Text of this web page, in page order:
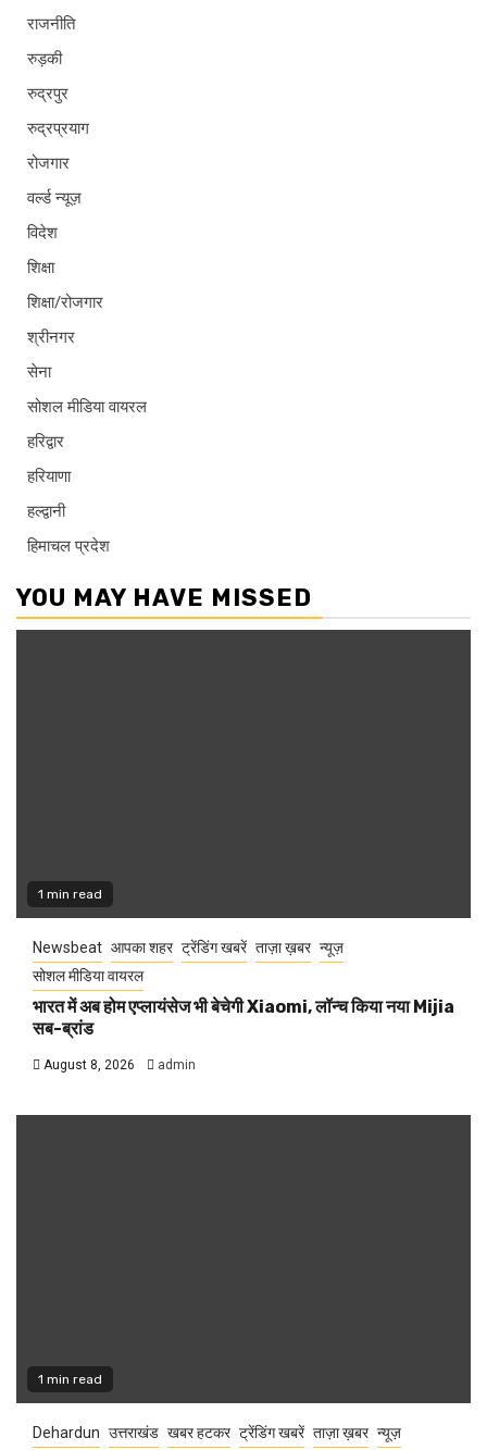
राजनीति
रुड़की
रुद्रपुर
रुद्रप्रयाग
रोजगार
वर्ल्ड न्यूज़
विदेश
शिक्षा
शिक्षा/रोजगार
श्रीनगर
सेना
सोशल मीडिया वायरल
हरिद्वार
हरियाणा
हल्द्वानी
हिमाचल प्रदेश
YOU MAY HAVE MISSED
1 min read
Newsbeat आपका शहर ट्रेंडिंग खबरें ताज़ा ख़बर न्यूज़
सोशल मीडिया वायरल
भारत में अब होम एप्लायंसेज भी बेचेगी Xiaomi, लॉन्च किया नया Mijia
सब-ब्रांड
August 8, 2026 admin
1 min read
Dehardun उत्तराखंड खबर हटकर ट्रेंडिंग खबरें ताज़ा ख़बर न्यूज़